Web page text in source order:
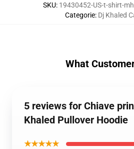
SKU: 19430452-US-t-shirt-
Categorie: Dj Khaled
What
5 reviews for Chiave
Khaled Pullover Hoodie
★★★★★